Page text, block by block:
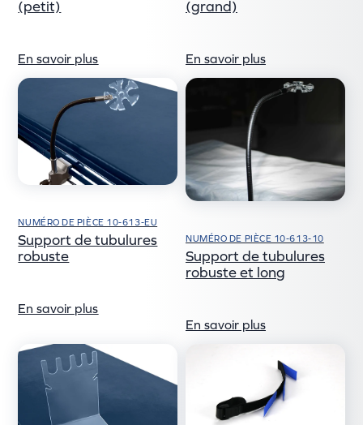
(petit)
En savoir plus
(grand)
En savoir plus
NUMÉRO DE PIÈCE 10-613-EU
Support de tubulures
robuste
En savoir plus
NUMÉRO DE PIÈCE 10-613-10
Support de tubulures
robuste et long
En savoir plus